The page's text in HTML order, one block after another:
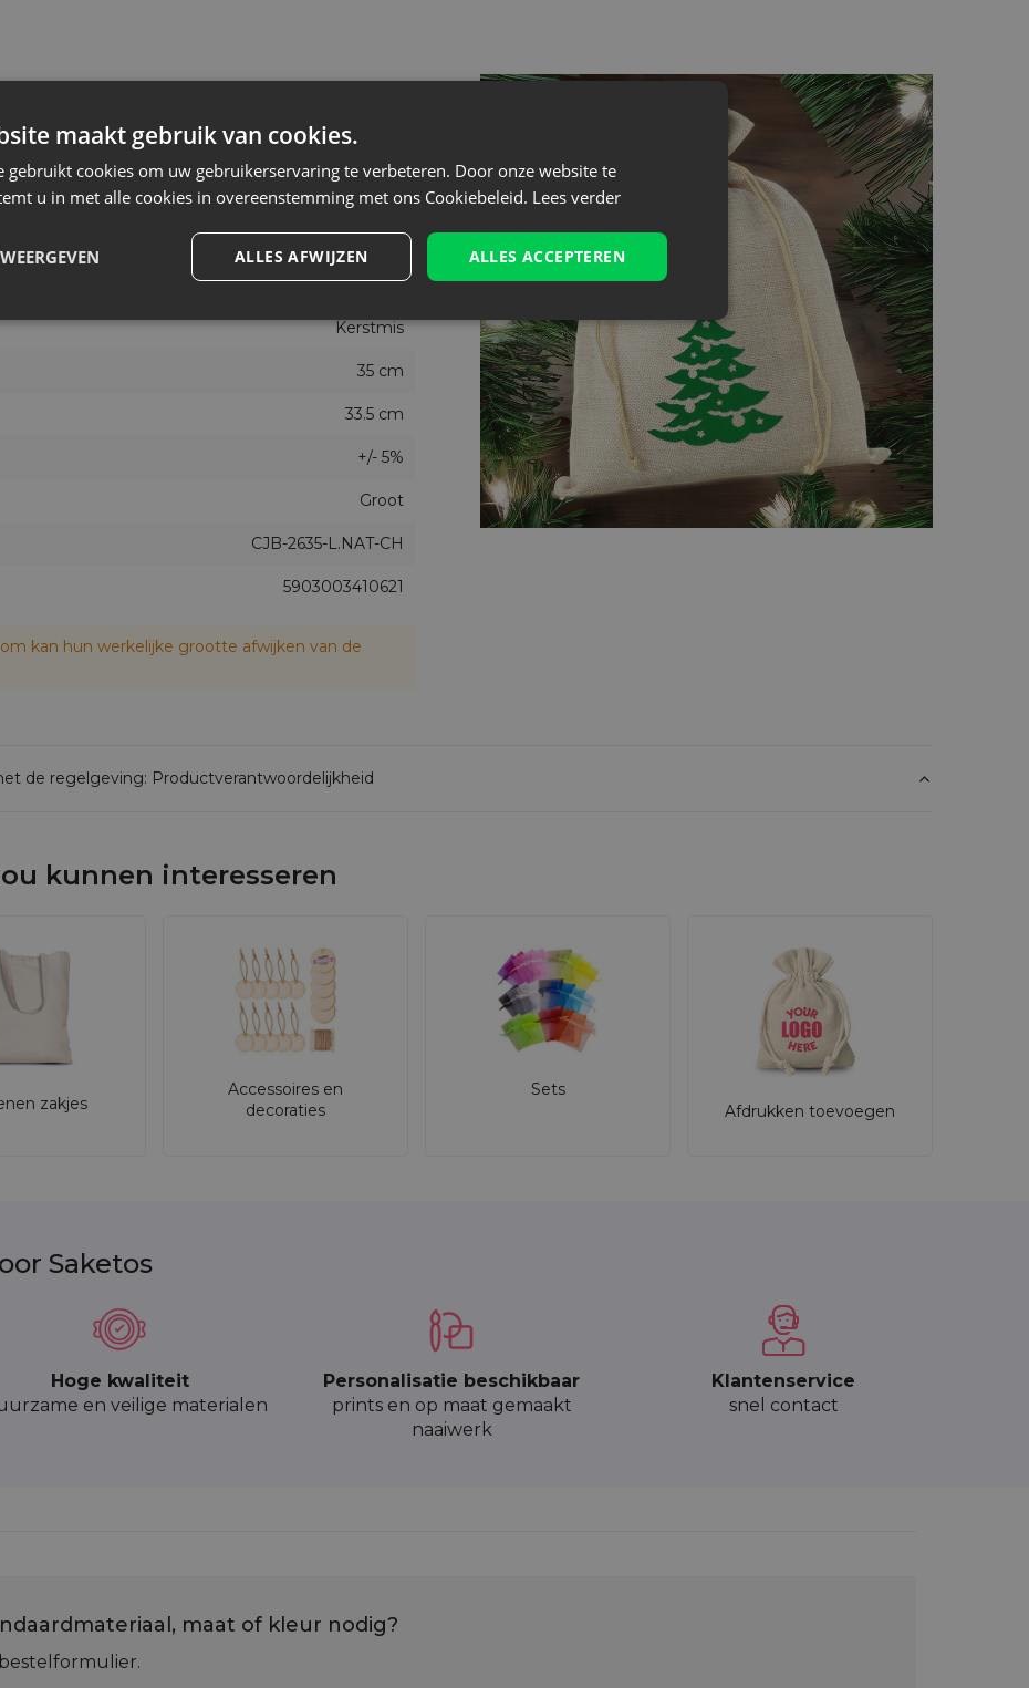
die speciaal in veel verschillende kleuren zijn geverfd, daardoor zal iedereen een jutezakje
Ja
26 cm
Kerstmis
35 cm
33.5 cm
+/- 5%
Groot
CJB-2635-L.NAT-CH
5903003410621
kan hun werkelijke grootte afwijken van de
de regelgeving: Productverantwoordelijkheid
kunnen interesseren
zakjes
Accessoires en
decoraties
Sets
Afdrukken toevoegen
Saketos
Hoge kwaliteit
en veilige materialen
Personalisatie beschikbaar
prints en op maat gemaakt
naaiwerk
Klantenservice
snel contact
maat of kleur nodig?
maakt gebruik van cookies.
gebruikt cookies om uw gebruikerservaring te verbeteren. Door onze website te
u in met alle cookies in overeenstemming met ons Cookiebeleid. Lees verder
ALLES ACCEPTEREN
ALLES AFWIJZEN